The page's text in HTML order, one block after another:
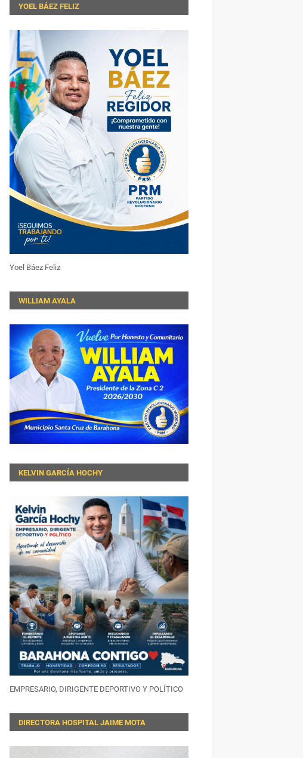
YOEL BÁEZ FELIZ
Yoel Báez Feliz
WILLIAM AYALA
KELVIN GARCÍA HOCHY
EMPRESARIO, DIRIGENTE DEPORTIVO Y POLÍTICO
DIRECTORA HOSPITAL JAIME MOTA